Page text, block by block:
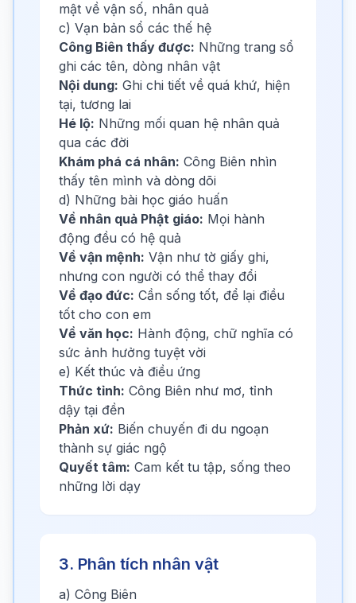
mật về vận số, nhân quả
c) Vạn bản sổ các thế hệ
Công Biên thấy được: Những trang sổ
ghi các tên, dòng nhân vật
Nội dung: Ghi chi tiết về quá khứ, hiện
tại, tương lai
Hé lộ: Những mối quan hệ nhân quả
qua các đời
Khám phá cá nhân: Công Biên nhìn
thấy tên mình và dòng dõi
d) Những bài học giáo huấn
Về nhân quả Phật giáo: Mọi hành
động đều có hệ quả
Về vận mệnh: Vận như tờ giấy ghi,
nhưng con người có thể thay đổi
Về đạo đức: Cần sống tốt, để lại điều
tốt cho con em
Về văn học: Hành động, chữ nghĩa có
sức ảnh hưởng tuyệt vời
e) Kết thúc và điều ứng
Thức tỉnh: Công Biên như mơ, tỉnh
dậy tại đền
Phản xứ: Biến chuyến đi du ngoạn
thành sự giác ngộ
Quyết tâm: Cam kết tu tập, sống theo
những lời dạy
3. Phân tích nhân vật
a) Công Biên